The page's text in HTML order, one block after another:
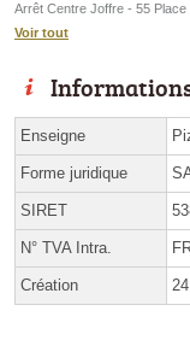
Arrêt Centre Joffre - 55
Voir tout
Enseigne
Forme juridique
SIRET
N° TVA Intra.
Création